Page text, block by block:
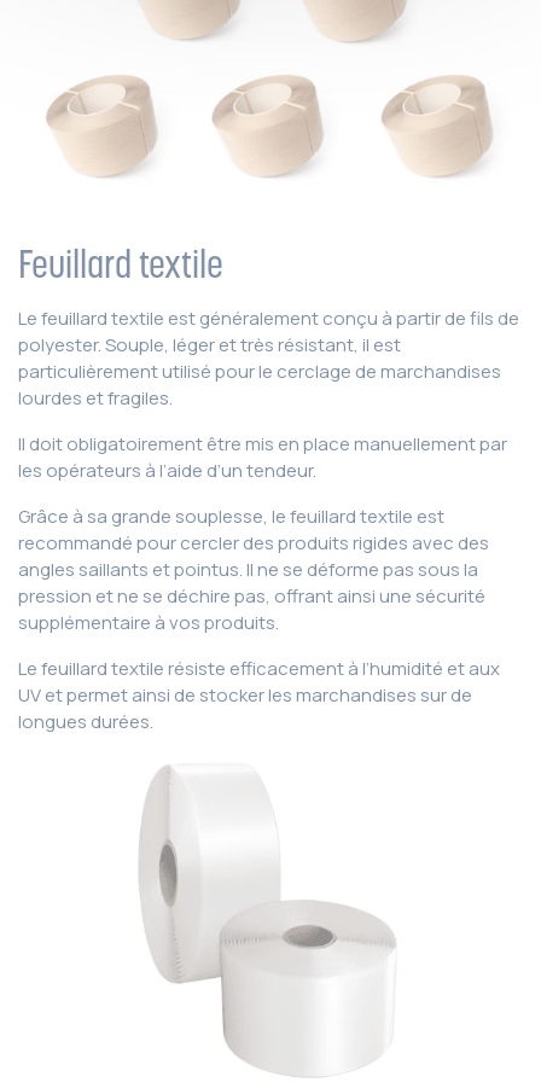
Feuillard textile
Le feuillard textile est généralement conçu à partir de fils de
polyester. Souple, léger et très résistant, il est
particulièrement utilisé pour le cerclage de marchandises
lourdes et fragiles.
Il doit obligatoirement être mis en place manuellement par
les opérateurs à l’aide d’un tendeur.
Grâce à sa grande souplesse, le feuillard textile est
recommandé pour cercler des produits rigides avec des
angles saillants et pointus. Il ne se déforme pas sous la
pression et ne se déchire pas, offrant ainsi une sécurité
supplémentaire à vos produits.
Le feuillard textile résiste efficacement à l’humidité et aux
UV et permet ainsi de stocker les marchandises sur de
longues durées.